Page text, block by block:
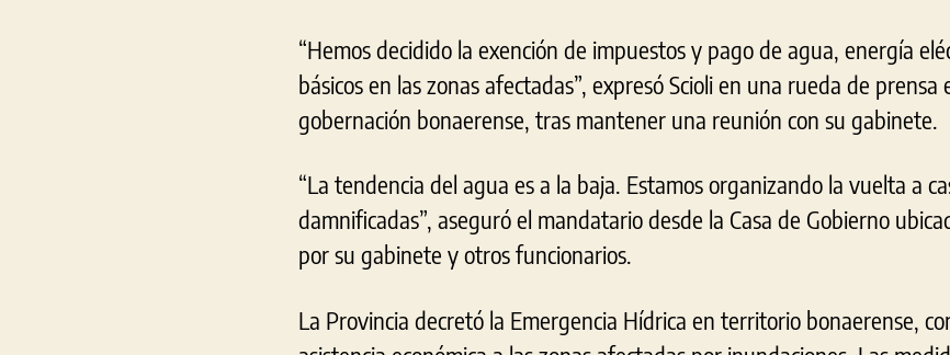
“Hemos decidido la exención de impuestos y pago de agua, energía
básicos en las zonas afectadas”, expresó Scioli en una rueda de prensa
gobernación bonaerense, tras mantener una reunión con su gabinete.
“La tendencia del agua es a la baja. Estamos organizando la vuelta a
damnificadas”, aseguró el mandatario desde la Casa de Gobierno
por su gabinete y otros funcionarios.
La Provincia decretó la Emergencia Hídrica en territorio bonaerense,